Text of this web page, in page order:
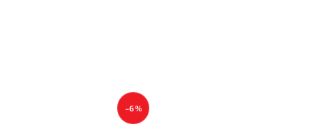
–6 %